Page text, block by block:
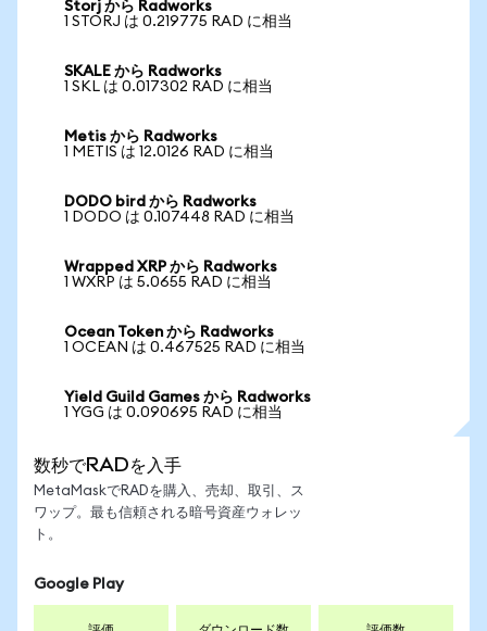
Storj から Radworks
1 STORJ は 0.219775 RAD に相当
SKALE から Radworks
1 SKL は 0.017302 RAD に相当
Metis から Radworks
1 METIS は 12.0126 RAD に相当
DODO bird から Radworks
1 DODO は 0.107448 RAD に相当
Wrapped XRP から Radworks
1 WXRP は 5.0655 RAD に相当
Ocean Token から Radworks
1 OCEAN は 0.467525 RAD に相当
Yield Guild Games から Radworks
1 YGG は 0.090695 RAD に相当
数秒でRADを入手
MetaMaskでRADを購入、売却、取引、ス
ワップ。最も信頼される暗号資産ウォレッ
ト。
Google Play